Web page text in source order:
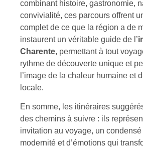
combinant histoire, gastronomie,
convivialité, ces parcours offrent
complet de ce que la région a de
instaurent un véritable guide de l’
Charente, permettant à tout
rythme de découverte unique et
l’image de la chaleur humaine et
locale.
En somme, les itinéraires
des chemins à suivre : ils
invitation au voyage, un
modernité et d’émotions qui